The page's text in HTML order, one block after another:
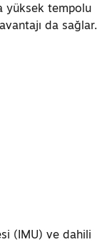
yüksek tempolu
da sağlar.
(IMU) ve dahili